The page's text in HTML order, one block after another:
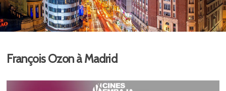
François Ozon à Madrid